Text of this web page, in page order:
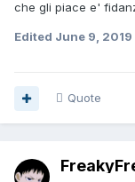
che gli piace e'
Edited June 9, 2019
Quote